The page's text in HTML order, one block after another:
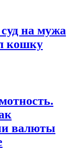
на мужа
кошку
валюты